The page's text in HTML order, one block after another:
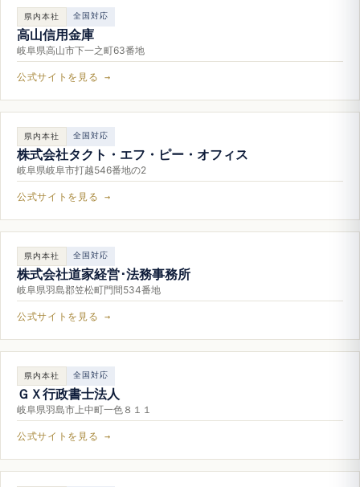
県内本社 全国対応
高山信用金庫
岐阜県高山市下一之町63番地
公式サイトを見る →
県内本社 全国対応
株式会社タクト・エフ・ピー・オフィス
岐阜県岐阜市打越546番地の2
公式サイトを見る →
県内本社 全国対応
株式会社道家経営･法務事務所
岐阜県羽島郡笠松町門間534番地
公式サイトを見る →
県内本社 全国対応
ＧＸ行政書士法人
岐阜県羽島市上中町一色８１１
公式サイトを見る →